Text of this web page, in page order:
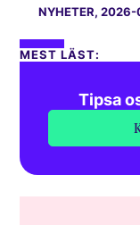
NYHETER,
MEST LÄST:
Tipsa